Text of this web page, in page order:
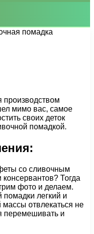
помадка
производством
мимо вас, самое
своих деток
помадкой.
со сливочным
консервантов? Тогда
фото и делаем.
помадки легкий и
отвлекаться не
перемешивать и